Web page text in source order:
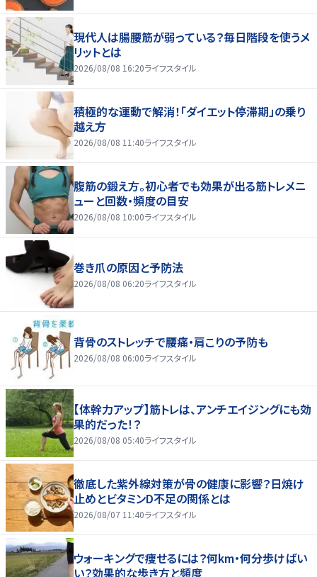
現代人は腸腰筋が弱っている？毎日階段を使うメ
リットとは
2026/08/08 16:20ライフスタイル
積極的な運動で解消！「ダイエット停滞期」の乗り
越え方
2026/08/08 11:40ライフスタイル
腹筋の鍛え方。初心者でも効果が出る筋トレメニ
ューと回数・頻度の目安
2026/08/08 10:00ライフスタイル
巻き爪の原因と予防法
2026/08/08 06:20ライフスタイル
背骨のストレッチで腰痛・肩こりの予防も
2026/08/08 06:00ライフスタイル
【体幹力アップ】筋トレは、アンチエイジングにも効
果的だった！？
2026/08/08 05:40ライフスタイル
徹底した紫外線対策が骨の健康に影響？日焼け
止めとビタミンD不足の関係とは
2026/08/07 11:40ライフスタイル
ウォーキングで痩せるには？何km・何分歩けばい
い？効果的な歩き方と頻度